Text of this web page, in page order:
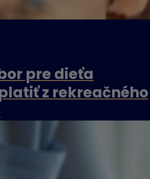
pre dieťa
z rekreačného